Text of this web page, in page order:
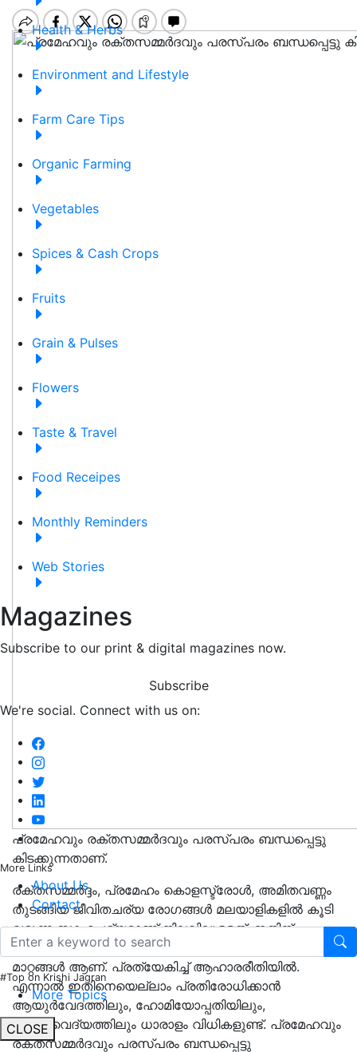
Health & Herbs
Environment and Lifestyle
Farm Care Tips
Organic Farming
Vegetables
Spices & Cash Crops
Fruits
Grain & Pulses
Flowers
Taste & Travel
Food Receipes
Monthly Reminders
Web Stories
Magazines
Subscribe to our print & digital magazines now.
Subscribe
We're social. Connect with us on:
More Links
About Us
Contact
#Top on Krishi Jagran
More Topics
CLOSE
പ്രമേഹവും രക്തസമ്മർദവും പരസ്പരം ബന്ധപ്പെട്ടു
കിടക്കുന്നതാണ്.
രക്തസമ്മർദ്ദം, പ്രമേഹം കൊളസ്ട്രോൾ, അമിതവണ്ണം
തുടങ്ങിയ ജീവിതചര്യ രോഗങ്ങൾ മലയാളികളിൽ കൂടി
വരുന്ന സാഹചര്യമാണ് നിലവിലുള്ളത്. ഇതിന്
പ്രധാന കാരണം നമ്മുടെ ജീവിതശൈലിയിൽ ഉണ്ടായ
മാറ്റങ്ങൾ ആണ്. പ്രത്യേകിച്ച് ആഹാരരീതിയിൽ.
എന്നാൽ ഇതിനെയെല്ലാം പ്രതിരോധിക്കാൻ
ആയുർവേദത്തിലും, ഹോമിയോപ്പതിയിലും,
നാട്ടുവൈദ്യത്തിലും ധാരാളം വിധികളുണ്ട്. പ്രമേഹവും
രക്തസമ്മർദവും പരസ്പരം ബന്ധപ്പെട്ടു